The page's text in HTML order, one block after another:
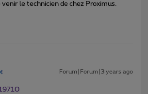
venir le technicien de chez Proximus.
Forum|Forum|3 years ago